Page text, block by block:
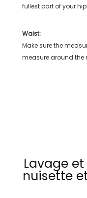
fullest part of your
Waist:
Make sure the
measure around the
Lavage
nuisette